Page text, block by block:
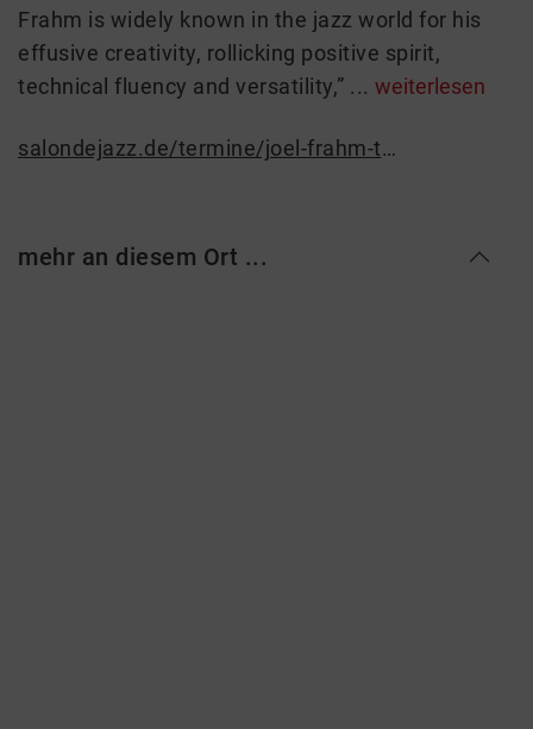
Frahm is widely known in the jazz world for his
effusive creativity, rollicking positive spirit,
technical fluency and versatility,” ... weiterlesen
salondejazz.de/termine/joel-frahm-trio-3
mehr an diesem Ort ...